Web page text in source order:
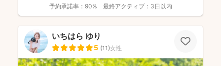
予約承諾率： 90% 最終アクティブ： 3日以内
いちはら ゆり
5 (11)女性